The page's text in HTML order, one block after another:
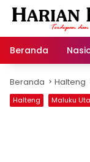
Langsung
Beranda
Beranda Halteng
Halteng Maluku